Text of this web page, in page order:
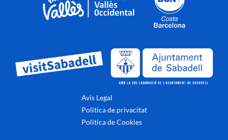
Avis Legal
Politica de privacitat
Politica de Cookies